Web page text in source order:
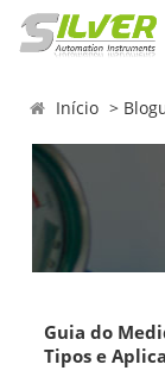
Início
Guia do
Tipos e